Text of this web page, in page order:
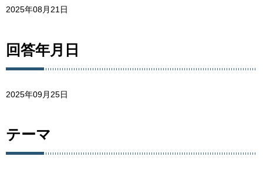
2025年08月21日
回答年月日
2025年09月25日
テーマ